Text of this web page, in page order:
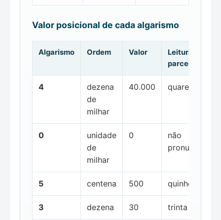
Valor posicional de cada algarismo
Algarismo Ordem Valor
Leitura da
parcela
4
dezena
de
milhar
40.000 quarenta mil
0
unidade
de
milhar
0
não
pronunciada
5 centena 500 quinhentos
3 dezena 30 trinta